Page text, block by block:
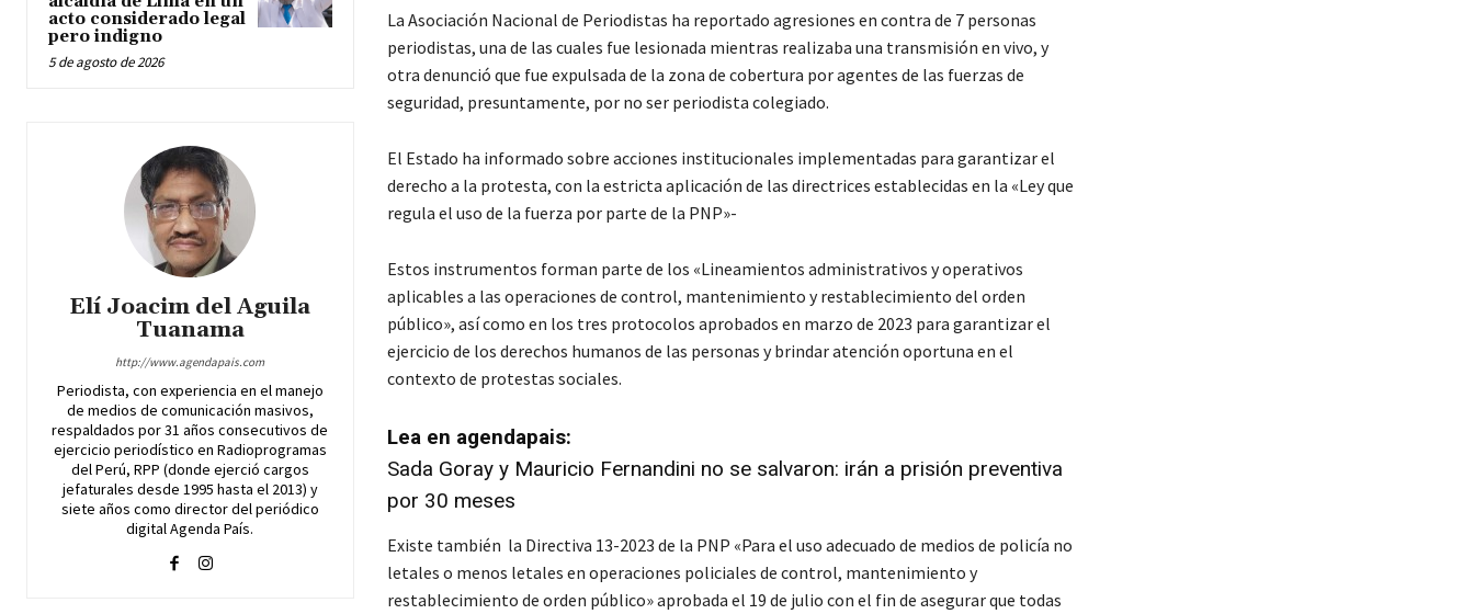
acto considerado legal
pero indigno
5 de agosto de 2026
Elí Joacim del Aguila
Tuanama
http://www.agendapais.com
Periodista, con experiencia en el manejo
de medios de comunicación masivos,
respaldados por 31 años consecutivos de
ejercicio periodístico en Radioprogramas
del Perú, RPP (donde ejerció cargos
jefaturales desde 1995 hasta el 2013) y
siete años como director del periódico
digital Agenda País.
La Asociación Nacional de Periodistas ha reportado agresiones en contra de 7 personas
periodistas, una de las cuales fue lesionada mientras realizaba una transmisión en vivo, y
otra denunció que fue expulsada de la zona de cobertura por agentes de las fuerzas de
seguridad, presuntamente, por no ser periodista colegiado.
El Estado ha informado sobre acciones institucionales implementadas para garantizar el
derecho a la protesta, con la estricta aplicación de las directrices establecidas en la «Ley que
regula el uso de la fuerza por parte de la PNP»-
Estos instrumentos forman parte de los «Lineamientos administrativos y operativos
aplicables a las operaciones de control, mantenimiento y restablecimiento del orden
público», así como en los tres protocolos aprobados en marzo de 2023 para garantizar el
ejercicio de los derechos humanos de las personas y brindar atención oportuna en el
contexto de protestas sociales.
Lea en agendapais:
Sada Goray y Mauricio Fernandini no se salvaron: irán a prisión preventiva
por 30 meses
Existe también la Directiva 13-2023 de la PNP «Para el uso adecuado de medios de policía no
letales o menos letales en operaciones policiales de control, mantenimiento y
restablecimiento de orden público» aprobada el 19 de julio con el fin de asegurar que todas